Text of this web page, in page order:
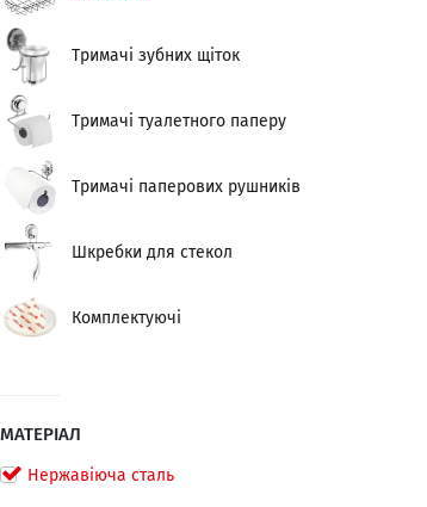
Тримачі зубних щіток
Тримачі туалетного паперу
Тримачі паперових рушників
Шкребки для стекол
Комплектуючі
МАТЕРІАЛ
Нержавіюча сталь